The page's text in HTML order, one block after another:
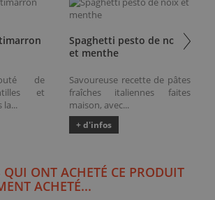
de
et
la...
Spaghetti pesto de noix
et menthe
Savoureuse recette de pâtes
fraîches italiennes faites
maison, avec...
+ d'infos
QUI ONT ACHETÉ CE PRODUIT
ACHETÉ...